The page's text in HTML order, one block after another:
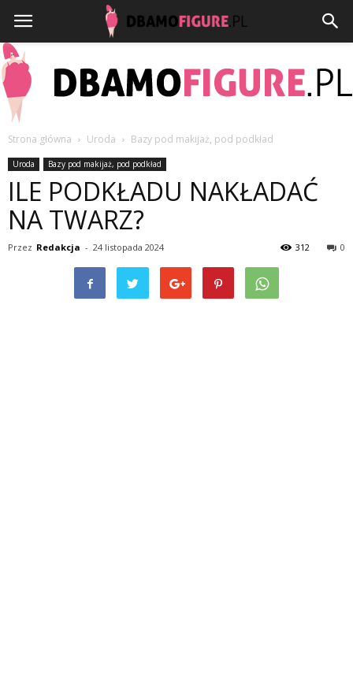
Strona główna Uroda Bazy pod makijaż, pod podkład
Uroda Bazy pod makijaż, pod podkład
ILE PODKŁADU NAKŁADAĆ
NA TWARZ?
Przez Redakcja - 24 listopada 2024 0
312